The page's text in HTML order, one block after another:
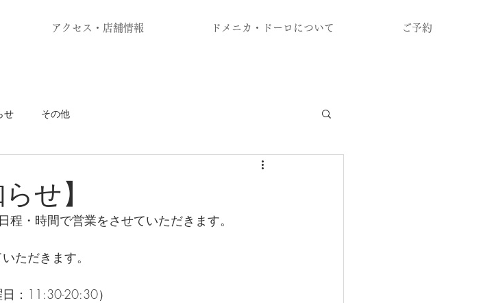
アクセス・店舗情報 ドメニカ・ドーロについて ご予約
せ その他
せ】
・時間で営業をさせていただきます。
ただきます。
：11:30-20:30）